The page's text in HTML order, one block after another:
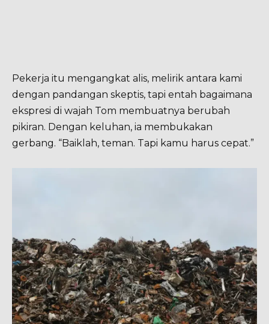
Pekerja itu mengangkat alis, melirik antara kami
dengan pandangan skeptis, tapi entah bagaimana
ekspresi di wajah Tom membuatnya berubah
pikiran. Dengan keluhan, ia membukakan
gerbang. “Baiklah, teman. Tapi kamu harus cepat.”